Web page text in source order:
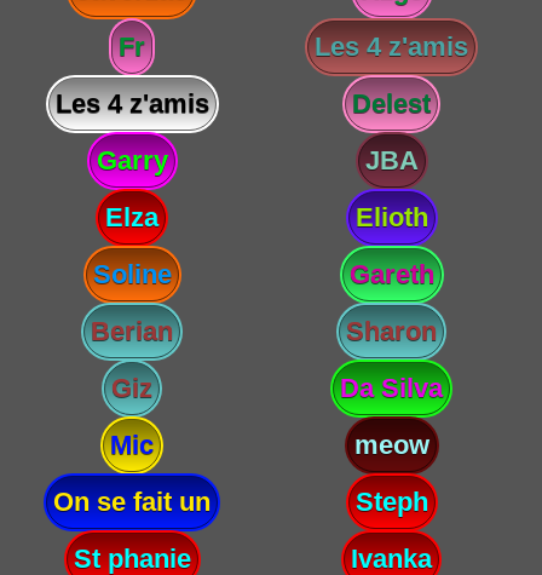
Fr
Les 4 z'amis
Les 4 z'amis
Delest
Garry
JBA
Elza
Elioth
Soline
Gareth
Berian
Sharon
Giz
Da Silva
Mic
meow
On se fait un
Steph
St phanie
Ivanka